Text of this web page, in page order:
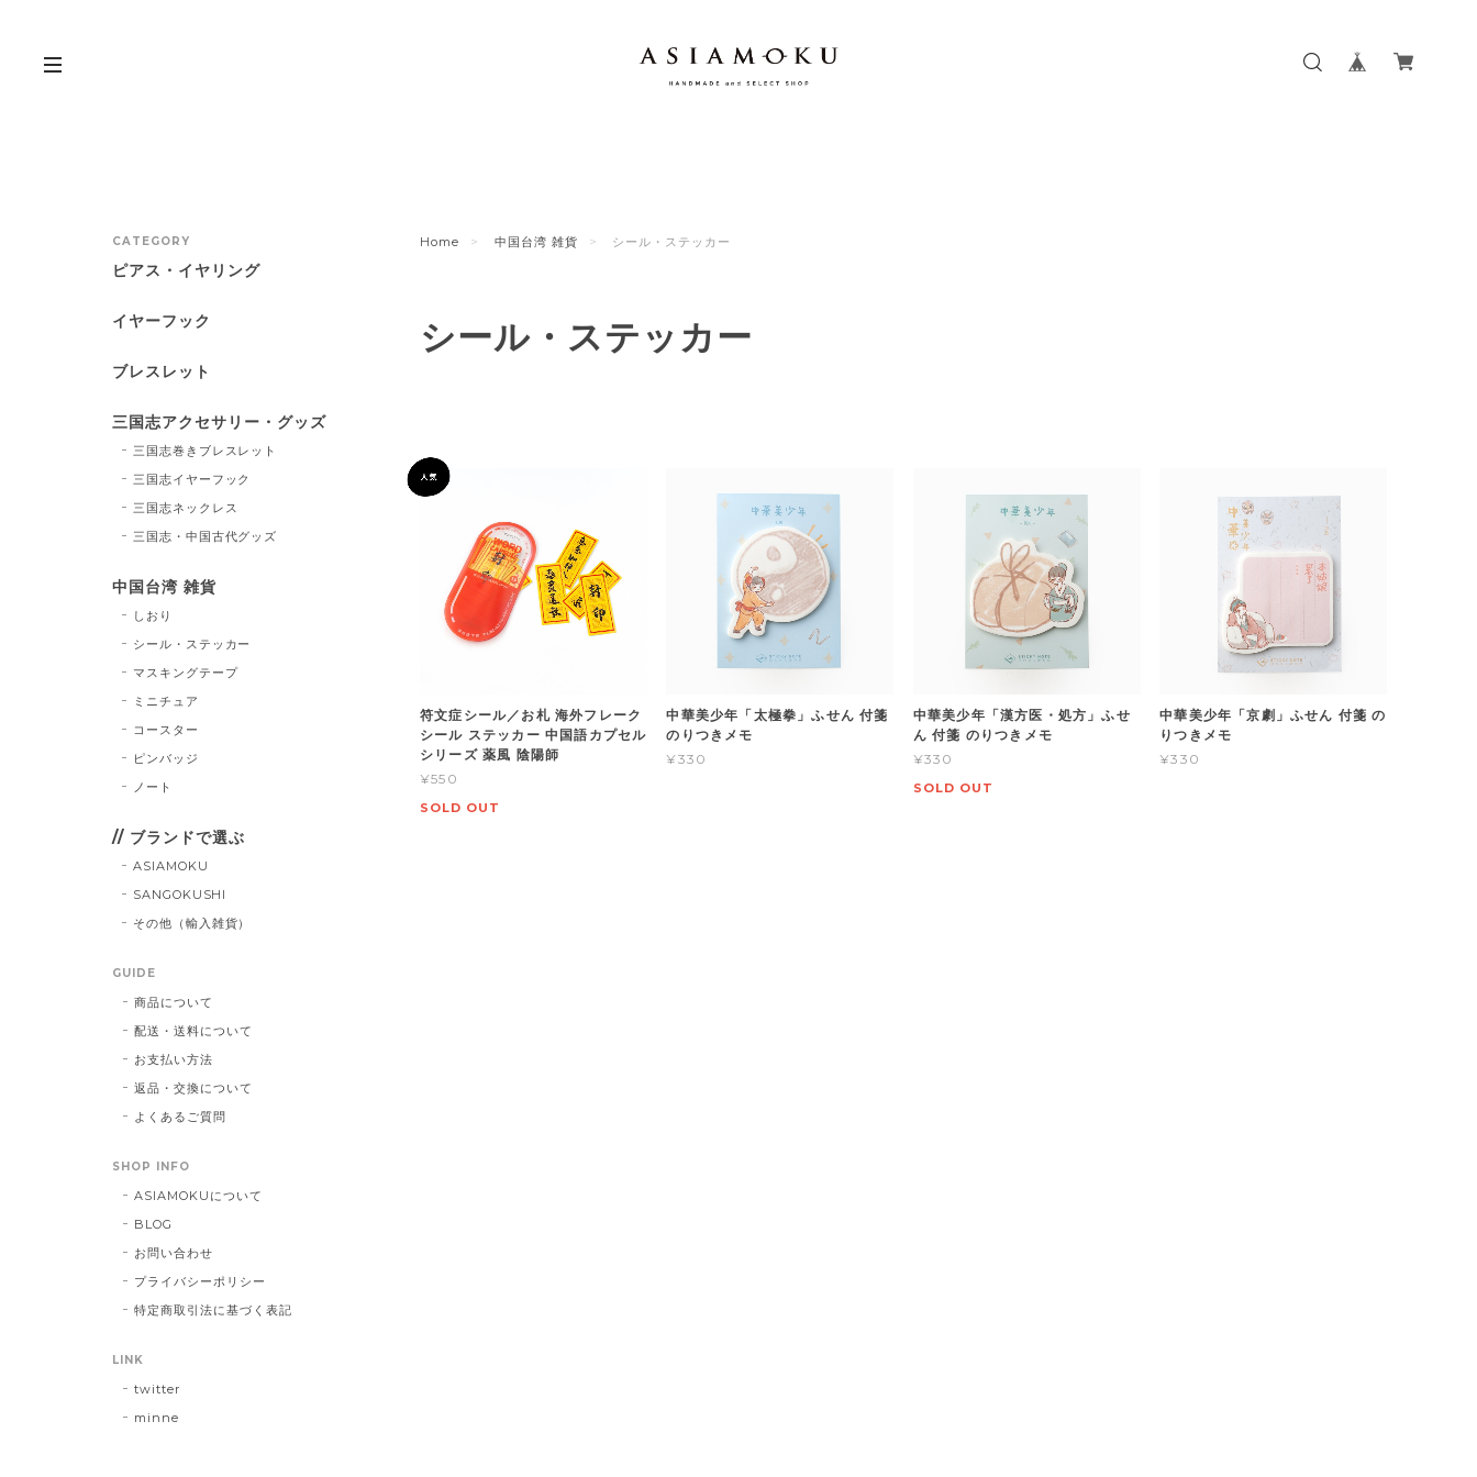
Home 中国台湾 雑貨 シール・ステッカー
シール・ステッカー
符文症シール／お札 海外フレーク
シール ステッカー 中国語カプセル
シリーズ 薬風 陰陽師
¥550
SOLD OUT
中華美少年「太極拳」ふせん 付箋
のりつきメモ
¥330
中華美少年「漢方医・処方」ふせ
ん 付箋 のりつきメモ
¥330
SOLD OUT
中華美少年「京劇」ふせん 付箋 の
りつきメモ
¥330
CATEGORY
ピアス・イヤリング
イヤーフック
ブレスレット
三国志アクセサリー・グッズ
三国志巻きブレスレット
三国志イヤーフック
三国志ネックレス
三国志・中国古代グッズ
中国台湾 雑貨
しおり
シール・ステッカー
マスキングテープ
ミニチュア
コースター
ピンバッジ
ノート
// ブランドで選ぶ
ASIAMOKU
SANGOKUSHI
その他（輸入雑貨）
GUIDE
商品について
配送・送料について
お支払い方法
返品・交換について
よくあるご質問
SHOP INFO
ASIAMOKUについて
BLOG
お問い合わせ
プライバシーポリシー
特定商取引法に基づく表記
LINK
twitter
minne